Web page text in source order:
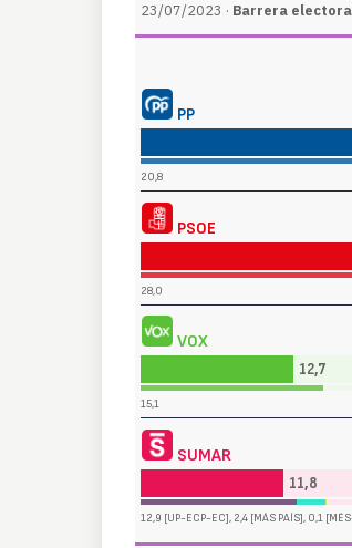
23/07/2023 · Barrera
PP
20,8
PSOE
28,0
VOX
12,7
15,1
SUMAR
11,8
12,9 [UP-ECP-EC], 2,4 [MÁS PAÍS], 0,1